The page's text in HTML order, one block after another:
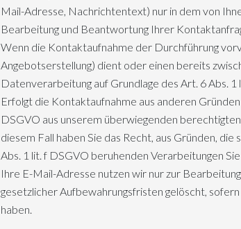
Mail-Adresse, Nachrichtentext) nur in dem von
Bearbeitung und Beantwortung Ihrer
Wenn die Kontaktaufnahme der Durchführung
Angebotserstellung) dient oder einen bereits
Datenverarbeitung auf Grundlage des Art. 6 Abs. 1
Erfolgt die Kontaktaufnahme aus anderen
DSGVO aus unserem überwiegenden
diesem Fall haben Sie das Recht, aus Gründen,
Abs. 1 lit. f DSGVO beruhenden Verarbeitungen
Ihre E-Mail-Adresse nutzen wir nur zur
gesetzlicher Aufbewahrungsfristen gelöscht,
haben.